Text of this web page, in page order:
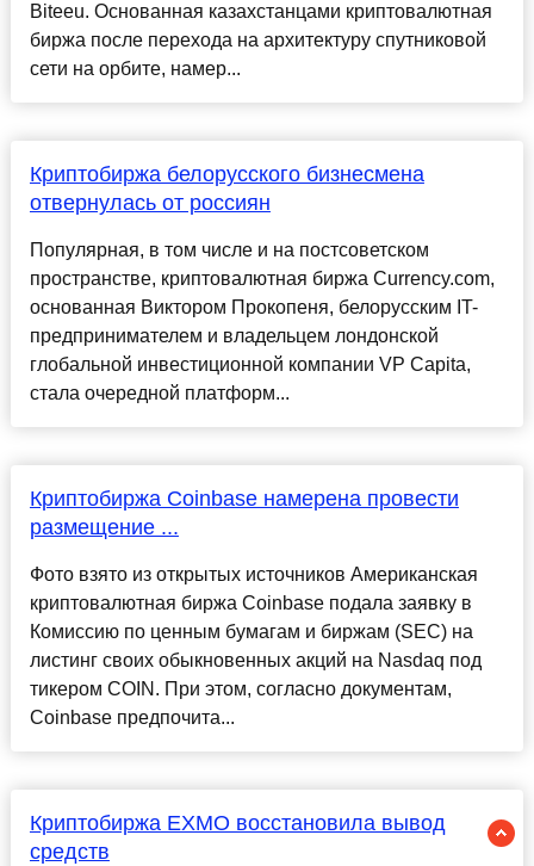
Biteeu. Основанная казахстанцами криптовалютная
биржа после перехода на архитектуру спутниковой
сети на орбите, намер...
Криптобиржа белорусского бизнесмена
отвернулась от россиян
Популярная, в том числе и на постсоветском
пространстве, криптовалютная биржа Currency.com,
основанная Виктором Прокопеня, белорусским IT-
предпринимателем и владельцем лондонской
глобальной инвестиционной компании VP Capita,
стала очередной платформ...
Криптобиржа Coinbase намерена провести
размещение ...
Фото взято из открытых источников Американская
криптовалютная биржа Coinbase подала заявку в
Комиссию по ценным бумагам и биржам (SEC) на
листинг своих обыкновенных акций на Nasdaq под
тикером COIN. При этом, согласно документам,
Coinbase предпочита...
Криптобиржа EXMO восстановила вывод
средств